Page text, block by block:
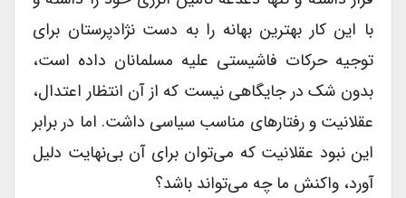
با این کار بهترین بهانه را به دست نژادپرستان برای
توجیه حرکات فاشیستی علیه مسلمانان داده است،
بدون شک در جایگاهی نیست که از آن انتظار اعتدال،
عقلانیت و رفتارهای مناسب سیاسی داشت. اما در برابر
این نبود عقلانیت که می‌توان برای آن بی‌نهایت دلیل
آورد، واکنش ما چه می‌تواند باشد؟